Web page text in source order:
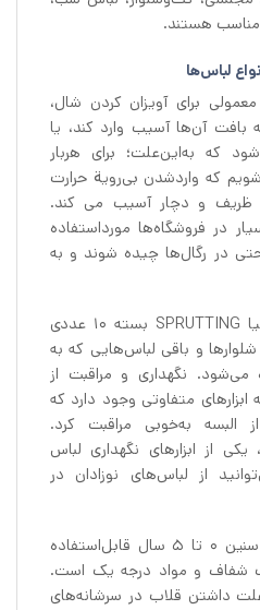
مناسب هستند.
لباس‌ها
برای آویزان کردن شال،
بافت آن‌ها آسیب وارد کند، یا
که به‌این‌علت؛ برای هربار
که واردشدن بی‌رویة حرارت
ظریف و دچار آسیب می کند.
در فروشگاه‌ها مورداستفاده
در رگال‌ها چیده شوند و به
این نوع از چوب لباسی ایکیا SPRUTTING بسته 10 عددی
و باقی لباس‌هایی که به
می‌شود. نگهداری و مراقبت از
متفاوتی وجود دارد که
البسه به‌خوبی مراقبت کرد.
از ابزارهای نگهداری لباس
از لباس‌های نوزادان در
این نوع از چوب‌کارها برای سنین 0 تا 5 سال قابل‌استفاده
شفاف و مواد درجه یک است.
داشتن قلاب در سرشانه‌های